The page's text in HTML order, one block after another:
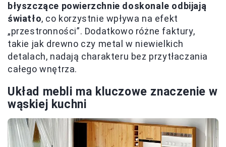
błyszczące powierzchnie doskonale odbijają
światło, co korzystnie wpływa na efekt
„przestronności”. Dodatkowo różne faktury,
takie jak drewno czy metal w niewielkich
detalach, nadają charakteru bez przytłaczania
całego wnętrza.
Układ mebli ma kluczowe znaczenie w
wąskiej kuchni